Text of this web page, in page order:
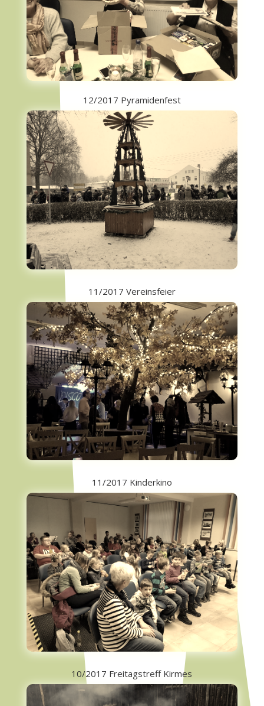
12/2017 Pyramidenfest
11/2017 Vereinsfeier
11/2017 Kinderkino
10/2017 Freitagstreff Kirmes